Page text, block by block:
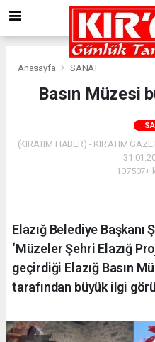
Anasayfa SANAT
Basın Müzesi
(KIRATIM HABER) - KIR'ATIM
107507+
Elazığ Belediye Başkanı
‘Müzeler Şehri Elazığ
geçirdiği Elazığ Basın
tarafından büyük ilgi